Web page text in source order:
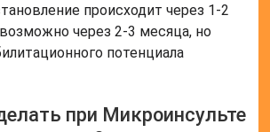
происходит через 1-2
через 2-3 месяца, но
потенциала
при Микроинсульте